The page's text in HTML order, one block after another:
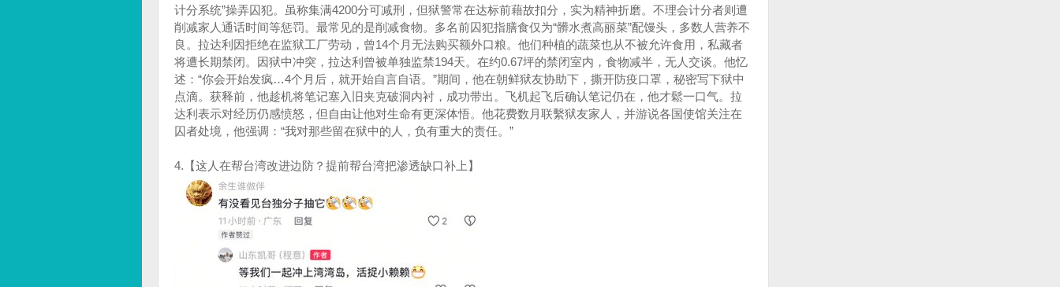
计分系统”操弄囚犯。虽称集满4200分可减刑，但狱警常在达标前藉故扣分，实为精神折磨。不理会计分者则遭
削减家人通话时间等惩罚。最常见的是削减食物。多名前囚犯指膳食仅为“髒水煮高丽菜”配馒头，多数人营养不
良。拉达利因拒绝在监狱工厂劳动，曾14个月无法购买额外口粮。他们种植的蔬菜也从不被允许食用，私藏者
将遭长期禁闭。因狱中冲突，拉达利曾被单独监禁194天。在约0.67坪的禁闭室内，食物减半，无人交谈。他忆
述：“你会开始发疯…4个月后，就开始自言自语。”期间，他在朝鲜狱友协助下，撕开防疫口罩，秘密写下狱中
点滴。获释前，他趁机将笔记塞入旧夹克破洞内衬，成功带出。飞机起飞后确认笔记仍在，他才鬆一口气。拉
达利表示对经历仍感愤怒，但自由让他对生命有更深体悟。他花费数月联繫狱友家人，并游说各国使馆关注在
囚者处境，他强调：“我对那些留在狱中的人，负有重大的责任。”
4.【这人在帮台湾改进边防？提前帮台湾把渗透缺口补上】